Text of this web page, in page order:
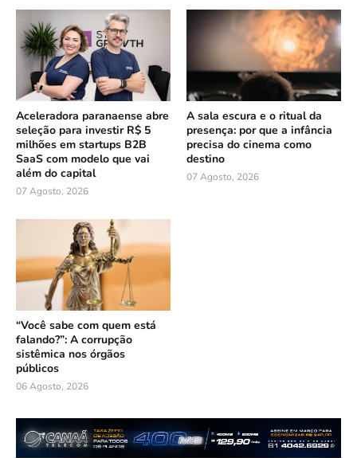
Aceleradora paranaense abre
seleção para investir R$ 5
milhões em startups B2B
SaaS com modelo que vai
além do capital
07 Agosto, 2026
A sala escura e o ritual da
presença: por que a infância
precisa do cinema como
destino
07 Agosto, 2026
“Você sabe com quem está
falando?”: A corrupção
sistêmica nos órgãos
públicos
06 Agosto, 2026